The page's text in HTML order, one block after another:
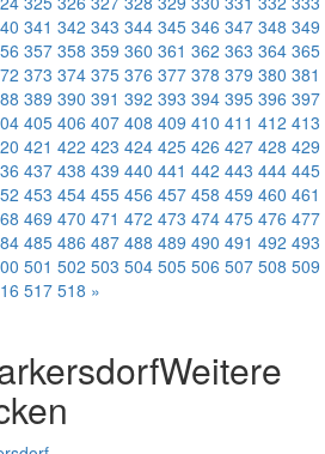
341 342 343 344 345 346 347 348 349
357 358 359 360 361 362 363 364 365
373 374 375 376 377 378 379 380 381
389 390 391 392 393 394 395 396 397
405 406 407 408 409 410 411 412 413
421 422 423 424 425 426 427 428 429
437 438 439 440 441 442 443 444 445
453 454 455 456 457 458 459 460 461
469 470 471 472 473 474 475 476 477
485 486 487 488 489 490 491 492 493
501 502 503 504 505 506 507 508 509
517 518 »
Weitere